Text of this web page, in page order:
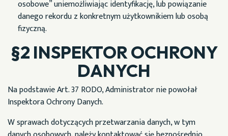
osobowe” uniemożliwiając identyfikację, lub powiązanie
danego rekordu z konkretnym użytkownikiem lub osobą
fizyczną.
§2 INSPEKTOR OCHRONY
DANYCH
Na podstawie Art. 37 RODO, Administrator nie powołał
Inspektora Ochrony Danych.
W sprawach dotyczących przetwarzania danych, w tym